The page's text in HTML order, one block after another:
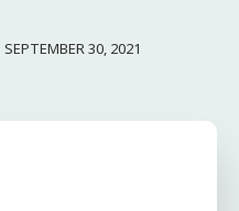
SEPTEMBER 30, 2021